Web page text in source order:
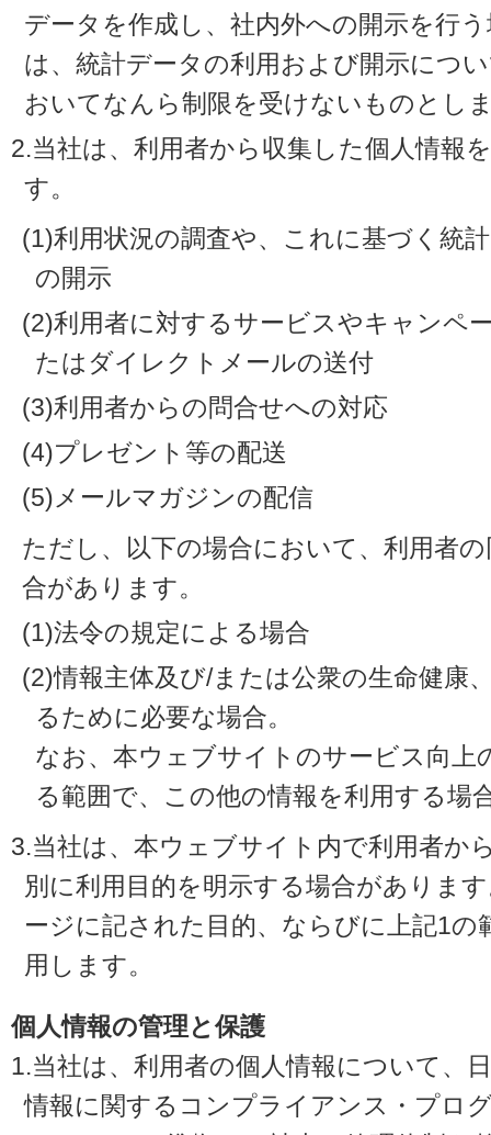
データを作成し、社内外への開示を行
は、統計データの利用および開示につ
おいてなんら制限を受けないものとし
2.当社は、利用者から収集した個人情報
す。
(1)利用状況の調査や、これに基づく統
の開示
(2)利用者に対するサービスやキャンペ
たはダイレクトメールの送付
(3)利用者からの問合せへの対応
(4)プレゼント等の配送
(5)メールマガジンの配信
ただし、以下の場合において、利用者
合があります。
(1)法令の規定による場合
(2)情報主体及び/または公衆の生命健康
るために必要な場合。
なお、本ウェブサイトのサービス向上
る範囲で、この他の情報を利用する場
3.当社は、本ウェブサイト内で利用者か
別に利用目的を明示する場合がありま
ージに記された目的、ならびに上記1の
用します。
個人情報の管理と保護
1.当社は、利用者の個人情報について、
情報に関するコンプライアンス・プロ